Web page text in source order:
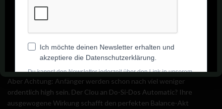
20% zählt sie zu den stärksten autoflowering Sorten. Nicht nur das
eignet.
Erfahrene Raucher können einen ganzen Joint oder eine Bong mit
diesen Blüten genießen, bevor sie in seliges Vergessen abdriften.
Aber Achtung: Anfänger werden schon nach viel weniger
ordentlich high sein. Der Clou an Do-Si-Dos Automatic? Ihre
ausgewogene Wirkung schafft den perfekten Balance-Akt